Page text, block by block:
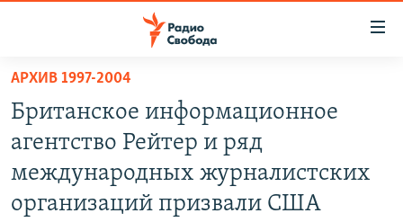
упрощенного
доступа
основному
содержанию
ПОДКАСТЫ
ЦИТАТЫ СВОБОДЫ
АРХИВ 1997-2004
Британское информационное
агентство Рейтер и ряд
международных журналистских
организаций призвали США